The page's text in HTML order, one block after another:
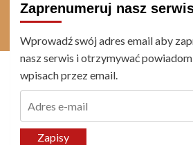
Zaprenumeruj nasz
Wprowadź swój adres email aby
nasz serwis i otrzymywać
wpisach przez email.
mailZapisy